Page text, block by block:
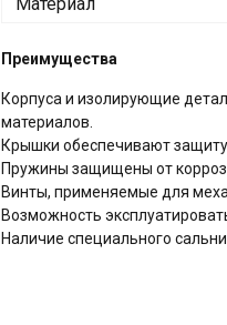
Преимущества
Корпуса и изолирующие
материалов.
Крышки обеспечивают
Пружины защищены от
Винты, применяемые для
Возможность
Наличие специального